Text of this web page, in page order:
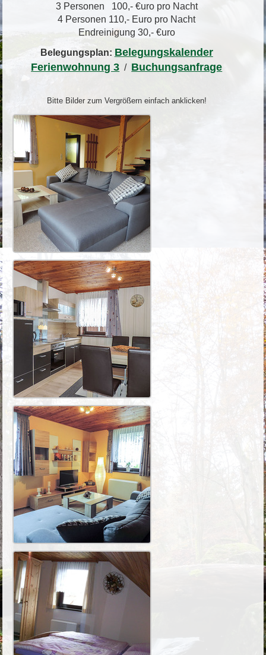
3 Personen 100,- €uro pro Nacht
4 Personen 110,- Euro pro Nacht
Endreinigung 30,- €uro
Belegungsplan: Belegungskalender
Ferienwohnung 3 / Buchungsanfrage
Bitte Bilder zum Vergrößern einfach anklicken!